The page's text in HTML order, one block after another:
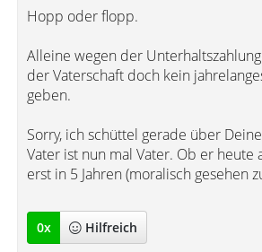
Hopp oder flopp.
Alleine wegen der
der Vaterschaft doch kein
geben.
Sorry, ich schüttel gerade über
Vater ist nun mal Vater. Ob er heute
erst in 5 Jahren (moralisch gesehen
0x Hilfreich